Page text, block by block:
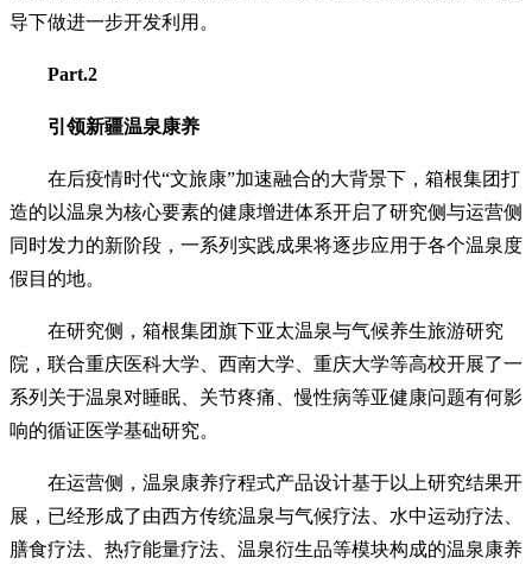
导下做进一步开发利用。
Part.2
引领新疆温泉康养
在后疫情时代“文旅康”加速融合的大背景下，箱根集团打
造的以温泉为核心要素的健康增进体系开启了研究侧与运营侧
同时发力的新阶段，一系列实践成果将逐步应用于各个温泉度
假目 的地。
在研究侧，箱根集团旗下亚太温泉与气候养生旅游研究
院，联合重庆医科大学、西南大学、重庆大学等高校开展了一
系列关于温泉对睡眠、关节疼痛、慢性病等亚健康问题有何影
响的循证医学基础研究。
在运营侧，温泉康养疗程式产品设计基于以上研究结果开
展，已经形成了由西方传统温泉与气候疗法、水中运动疗法、
膳食疗法、热疗能量疗法、温泉衍生品等模块构成的温泉康养